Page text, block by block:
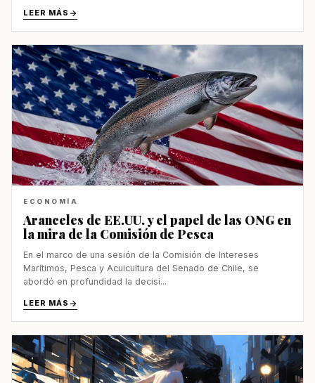
LEER MÁS
ECONOMÍA
Aranceles de EE.UU. y el papel de las ONG en
la mira de la Comisión de Pesca
En el marco de una sesión de la Comisión de Intereses
Marítimos, Pesca y Acuicultura del Senado de Chile, se
abordó en profundidad la decisi...
LEER MÁS